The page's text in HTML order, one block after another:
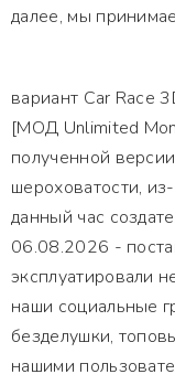
далее, мы
вариант Car Race
[МОД Unlimited
полученной
шероховатости,
данный час
06.08.2026 -
эксплуатировали
наши социальные
безделушки,
нашими